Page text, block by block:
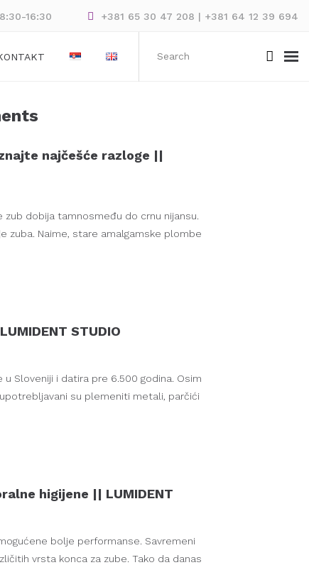
16:30 +381 65 30 47 208 | +381 64 12 39 694
najčešće razloge ||
dobija tamnosmeđu do crnu nijansu.
zuba. Naime, stare amalgamske plombe
STUDIO
Sloveniji i datira pre 6.500 godina. Osim
su plemeniti metali, parčići
higijene || LUMIDENT
bolje performanse. Savremeni
vrsta konca za zube. Tako da danas